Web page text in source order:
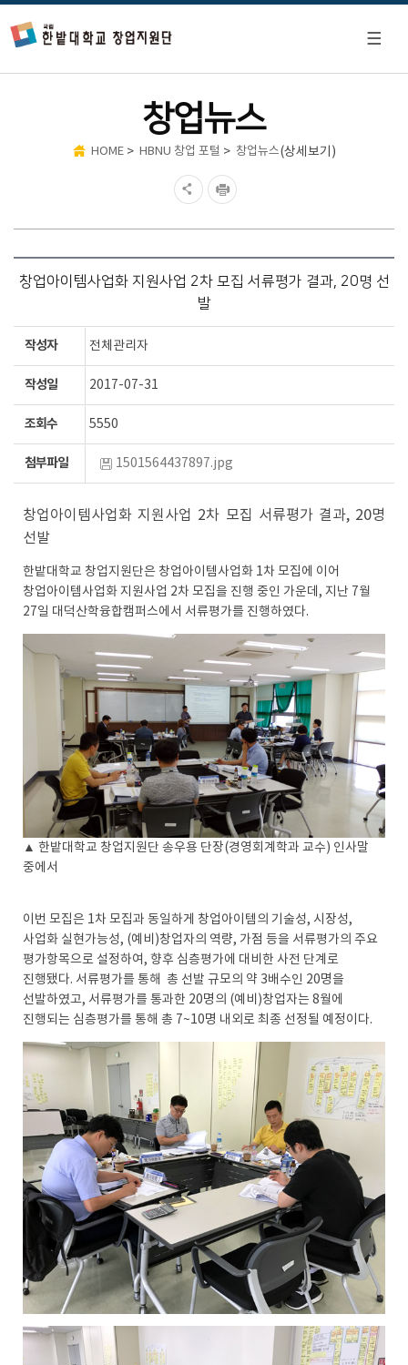
창업뉴스
HOME> HBNU 창업 포털 > 창업뉴스(상세보기)
창업아이템사업화 지원사업 2차 모집 서류평가 결과, 20명 선
발
작성자 전체관리자
작성일 2017-07-31
조회수 5550
첨부파일 1501564437897.jpg
창업아이템사업화 지원사업 2차 모집 서류평가 결과, 20명
선발
한밭대학교 창업지원단은 창업아이템사업화 1차 모집에 이어
창업아이템사업화 지원사업 2차 모집을 진행 중인 가운데, 지난 7월
27일 대덕산학융합캠퍼스에서 서류평가를 진행하였다.
▲ 한밭대학교 창업지원단 송우용 단장(경영회계학과 교수) 인사말
중에서
이번 모집은 1차 모집과 동일하게 창업아이템의 기술성, 시장성,
사업화 실현가능성, (예비)창업자의 역량, 가점 등을 서류평가의 주요
평가항목으로 설정하여, 향후 심층평가에 대비한 사전 단계로
진행됐다. 서류평가를 통해 총 선발 규모의 약 3배수인 20명을
선발하였고, 서류평가를 통과한 20명의 (예비)창업자는 8월에
진행되는 심층평가를 통해 총 7~10명 내외로 최종 선정될 예정이다.